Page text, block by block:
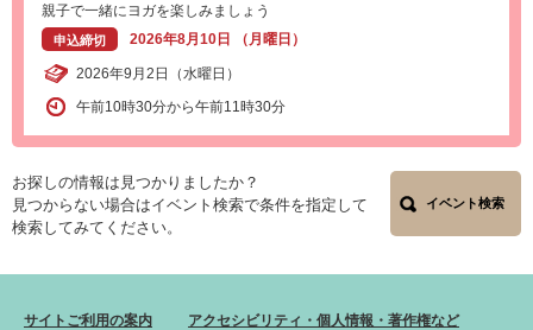
親子で一緒にヨガを楽しみましょう
申込締切 2026年8月10日 （月曜日）
2026年9月2日（水曜日）
午前10時30分から午前11時30分
お探しの情報は見つかりましたか？
見つからない場合はイベント検索で条件を指定して
検索してみてください。
イベント検索
サイトご利用の案内
アクセシビリティ・個人情報・著作権など